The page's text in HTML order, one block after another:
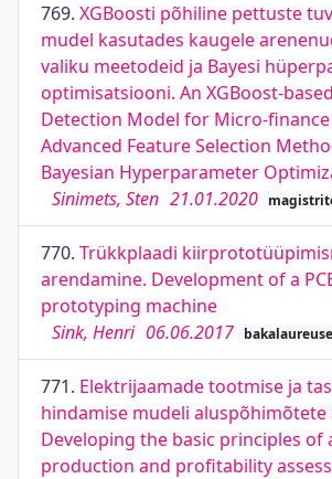
769. XGBoosti põhiline pettuste
mudel kasutades kaugele
valiku meetodeid ja Bayesi
optimisatsiooni. An XGBoost-
Detection Model for Micro-
Advanced Feature Selection
Bayesian Hyperparameter
Sinimets, Sten 21.01.2020
770. Trükkplaadi
arendamine. Development of a
prototyping machine
Sink, Henri 06.06.2017
771. Elektrijaamade tootmise ja
hindamise mudeli aluspõhimõtete
Developing the basic principles of
production and profitability